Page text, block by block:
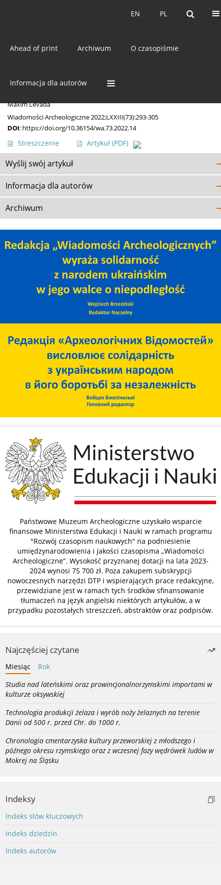
PL
EN PL
EN
Ahead of print Archiwum O czasopiśmie
Informacja dla autorów
AutorMaxim Levada
Muzea ukraińskie po 24 lutego 2022 roku
Maxim Levada
Wiadomości Archeologiczne 2022;LXXIII(73):293-305
DOI: https://doi.org/10.36154/wa.73.2022.14
Streszczenie Artykuł (PDF)
Wyślij swój artykuł
Informacja dla autorów
Archiwum
Państwowe Muzeum Archeologiczne uzyskało wsparcie
finansowe Ministerstwa Edukacji i Nauki w ramach programu
"Rozwój czasopism naukowych" na podniesienie
umiędzynarodowienia i jakości czasopisma „Wiadomości
Archeologiczne”. Wysokość przyznanej dotacji na lata 2023-
2024 wynosi 75 700 zł. Poza zakupem subskrypcji
nowoczesnych narzędzi DTP i wspierających prace redakcyjne,
przewidziane jest w ramach tych środków sfinansowanie
tłumaczeń na język angielski niektórych artykułów, a w
przypadku pozostałych streszczeń, abstraktów oraz podpisów.
Najczęściej czytane
Miesiąc
Rok
Studia nad lateńskimi oraz prowincjonalnorzymskimi importami w
kulturze oksywskiej
Technologia produkcji żelaza i wyrób noży żelaznych na terenie
Danii od 500 r. przed Chr. do 1000 r.
Chronologia cmentarzyska kultury przeworskiej z młodszego i
późnego okresu rzymskiego oraz z wczesnej fazy wędrówek ludów w
Mokrej na Śląsku
Indeksy
Indeks słów kluczowych
Indeks dziedzin
Indeks autorów